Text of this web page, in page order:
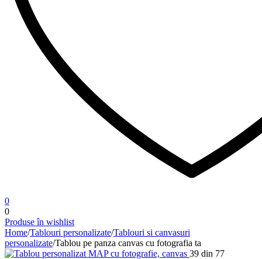
0
0
Produse în wishlist
Home/Tablouri personalizate/Tablouri si canvasuri
personalizate/Tablou pe panza canvas cu fotografia ta
39 din 77